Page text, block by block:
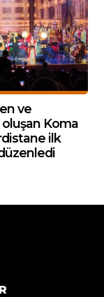
ve
oluşan Koma
ilk